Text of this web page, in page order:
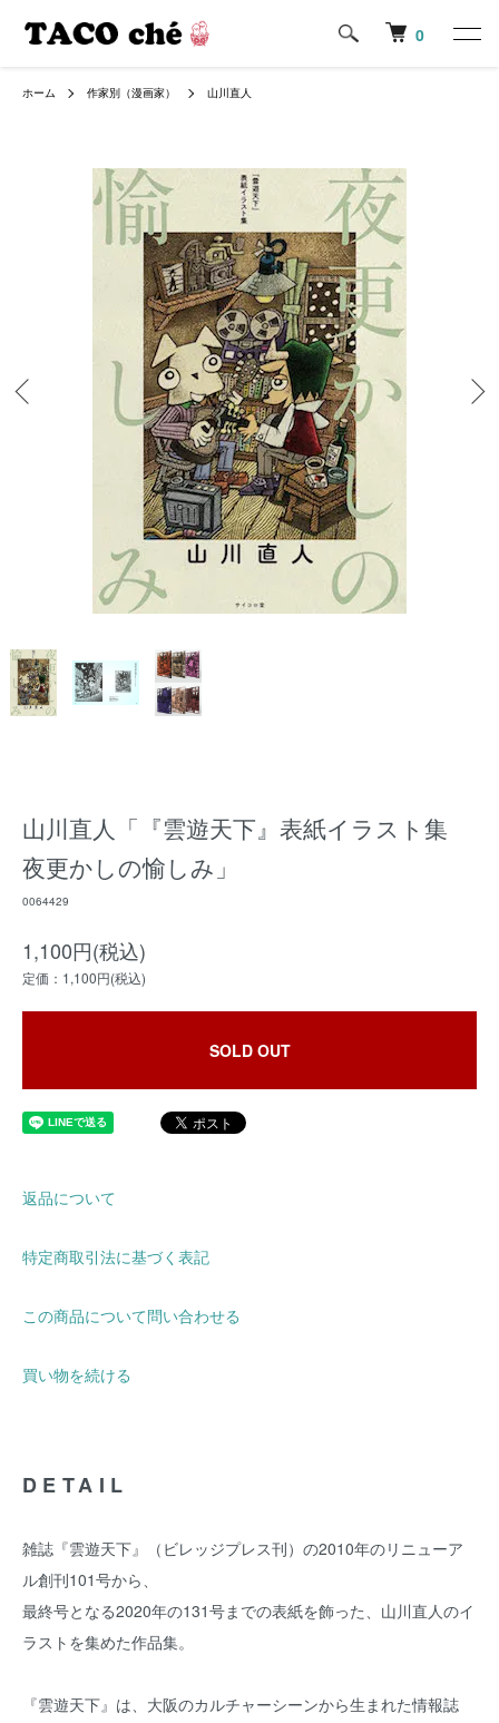
0
ホーム 作家別（漫画家） 山川直人
山川直人「『雲遊天下』表紙イラスト集
夜更かしの愉しみ」
0064429
1,100円(税込)
定価：1,100円(税込)
SOLD OUT
返品について
特定商取引法に基づく表記
この商品について問い合わせる
買い物を続ける
DETAIL
雑誌『雲遊天下』（ビレッジプレス刊）の2010年のリニューア
ル創刊101号から、
最終号となる2020年の131号までの表紙を飾った、山川直人のイ
ラストを集めた作品集。
『雲遊天下』は、大阪のカルチャーシーンから生まれた情報誌